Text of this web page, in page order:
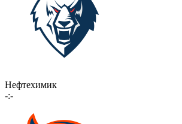
Нефтехимик
-:-